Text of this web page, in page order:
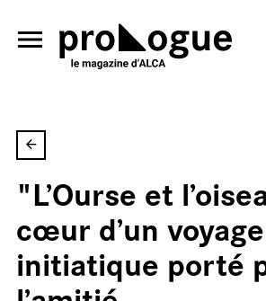
ALLER AU CONTENU
"L’Ourse et
cœur d’un voyage
initiatique porté